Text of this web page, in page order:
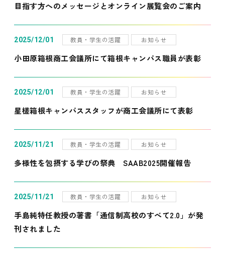
目指す方へのメッセージとオンライン展覧会のご案内
2025/12/01 教員・学生の活躍 お知らせ
小田原箱根商工会議所にて箱根キャンパス職員が表彰
2025/12/01 教員・学生の活躍 お知らせ
星槎箱根キャンパススタッフが商工会議所にて表彰
2025/11/21 教員・学生の活躍 お知らせ
多様性を包摂する学びの祭典 SAAB2025開催報告
2025/11/21 教員・学生の活躍 お知らせ
手島純特任教授の著書「通信制高校のすべて2.0」が発
刊されました